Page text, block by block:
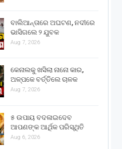
ବାଲିଆନ୍ତାରେ ଅଘଟଣ, ନଦୀରେ
ଭାସିଗଲେ ୨ ଯୁବକ
Aug 7, 2026
କେନାଲକୁ ଖସିଲା ନାନୋ କାର,
ଅଳ୍ପକେ ବର୍ତ୍ତିଲେ ଚାଳକ
Aug 7, 2026
୫ ଉପାୟ ବଦଳାଇଦେବ
ଆପଣଙ୍କ ଆର୍ଥିକ ପରିସ୍ଥିତି
Aug 6, 2026